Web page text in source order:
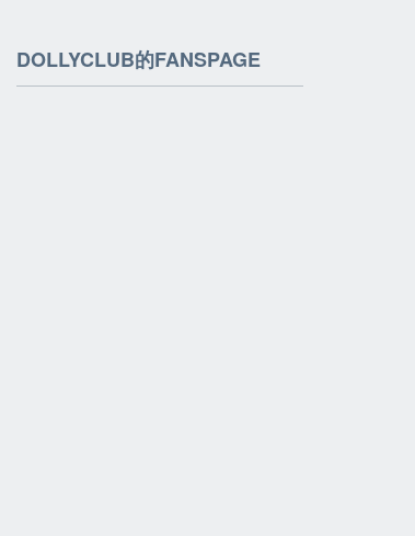
DOLLYCLUB的FANSPAGE